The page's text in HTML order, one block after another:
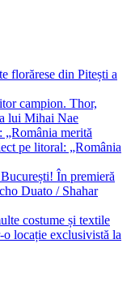
florărese din Pitești a
campion. Thor,
lui Mihai Nae
merită
pe litoral: „România
În premieră
Duato / Shahar
costume și textile
locație exclusivistă la